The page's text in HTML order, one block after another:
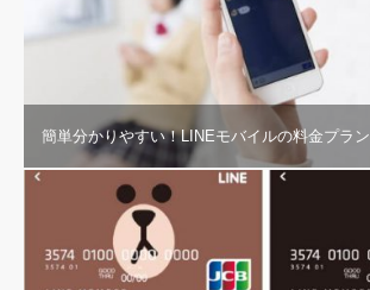
簡単分かりやすい！LINEモバイルの料金プラン